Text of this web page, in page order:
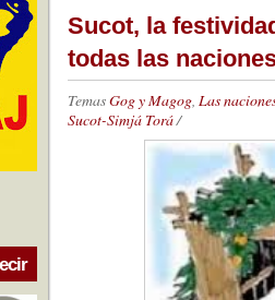
Sucot, la
todas las
TemasGog y Magog Las
Sucot-Simjá Torá/